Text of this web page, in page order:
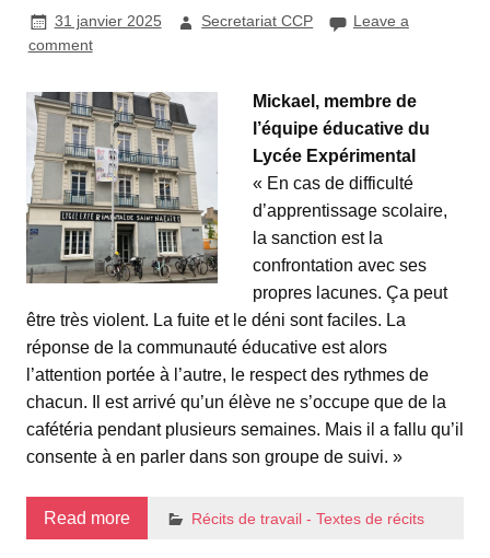
31 janvier 2025 Secretariat CCP
Leave a
comment
Mickael, membre de
l’équipe éducative du
Lycée Expérimental
« En cas de difficulté
d’apprentissage scolaire,
la sanction est la
confrontation avec ses
propres lacunes. Ça peut
être très violent. La fuite et le déni sont faciles. La
réponse de la communauté éducative est alors
l’attention portée à l’autre, le respect des rythmes de
chacun. Il est arrivé qu’un élève ne s’occupe que de la
cafétéria pendant plusieurs semaines. Mais il a fallu qu’il
consente à en parler dans son groupe de suivi. »
Read more Récits de travail - Textes de récits